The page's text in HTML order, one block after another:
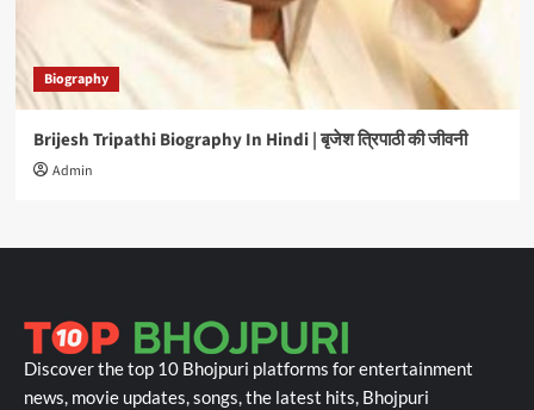
Biography
Brijesh Tripathi Biography In Hindi | बृजेश त्रिपाठी की जीवनी
Admin
Discover the top 10 Bhojpuri platforms for entertainment
news, movie updates, songs, the latest hits, Bhojpuri